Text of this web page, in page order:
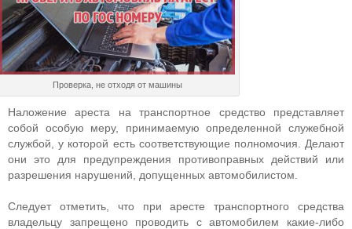
Проверка, не отходя от машины
Наложение ареста на транспортное средство представляет
собой особую меру, принимаемую определенной служебной
службой, у которой есть соответствующие полномочия. Делают
они это для предупреждения противоправных действий или
разрешения нарушений, допущенных автомобилистом.
Следует отметить, что при аресте транспортного средства
владельцу запрещено проводить с автомобилем какие-либо